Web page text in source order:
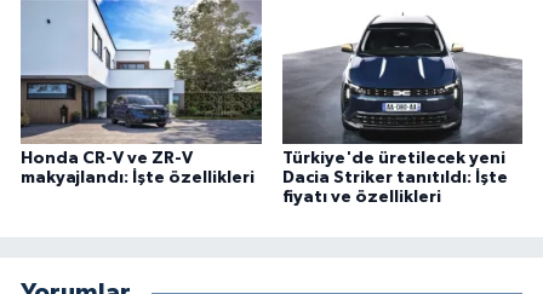
Honda CR-V ve ZR-V
makyajlandı: İşte özellikleri
Türkiye'de üretilecek yeni
Dacia Striker tanıtıldı: İşte
fiyatı ve özellikleri